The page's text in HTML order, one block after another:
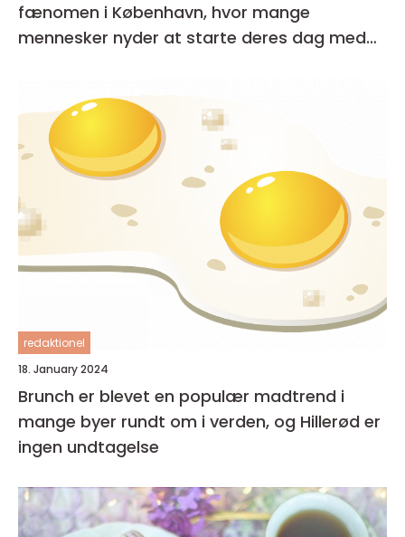
fænomen i København, hvor mange
mennesker nyder at starte deres dag med
redaktionel
18. January 2024
Brunch er blevet en populær madtrend i
mange byer rundt om i verden, og Hillerød er
ingen undtagelse